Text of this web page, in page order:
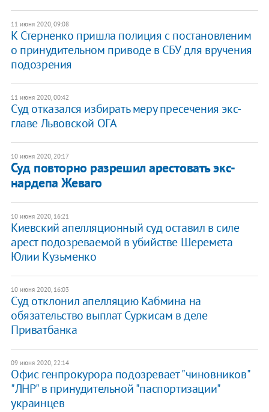
11 июня 2020, 09:08
К Стерненко пришла полиция с постановленим
о принудительном приводе в СБУ для вручения
подозрения
11 июня 2020, 00:42
Суд отказался избирать меру пресечения экс-
главе Львовской ОГА
10 июня 2020, 20:17
Суд повторно разрешил арестовать экс-
нардепа Жеваго
10 июня 2020, 16:21
Киевский апелляционный суд оставил в силе
арест подозреваемой в убийстве Шеремета
Юлии Кузьменко
10 июня 2020, 16:03
Суд отклонил апелляцию Кабмина на
обязательство выплат Суркисам в деле
Приватбанка
09 июня 2020, 22:14
Офис генпрокурора подозревает "чиновников"
"ЛНР" в принудительной "паспортизации"
украинцев